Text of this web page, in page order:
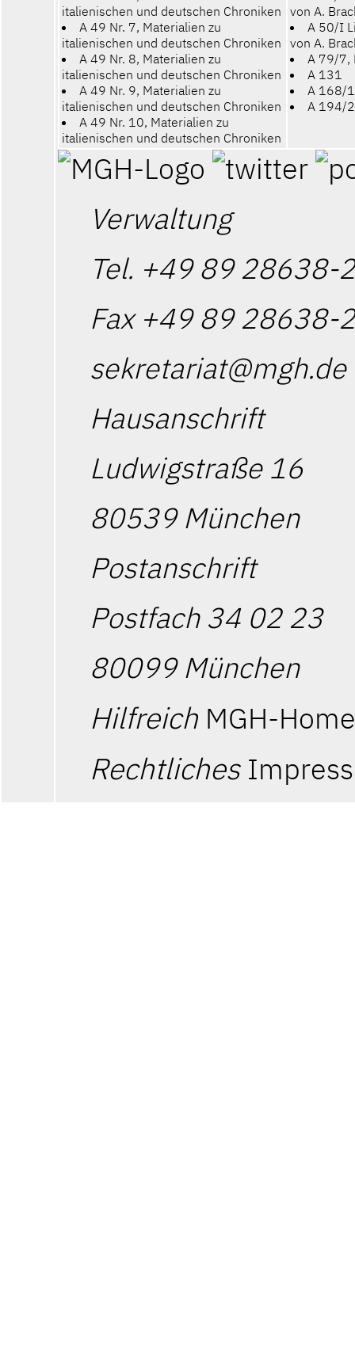
italienischen und deutschen Chroniken
A 49 Nr. 7, Materialien zu
italienischen und deutschen Chroniken
A 49 Nr. 8, Materialien zu
italienischen und deutschen Chroniken
A 49 Nr. 9, Materialien zu
italienischen und deutschen Chroniken
A 49 Nr. 10, Materialien zu
italienischen und deutschen Chroniken
von A.
A 50/I
von A.
A 79/7,
A 131
A 168/
A 194/
Verwaltung
Tel. +49 89 28638-
Fax +49 89 28638-
sekretariat@mgh.de
Hausanschrift
Ludwigstraße 16
80539 München
Postanschrift
Postfach 34 02 23
80099 München
Hilfreich MGH-
Rechtliches